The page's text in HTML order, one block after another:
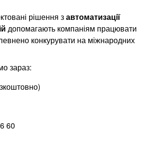
рішення завтоматизації
допомагають компаніям працювати
конкурувати на міжнародних
зараз:
60